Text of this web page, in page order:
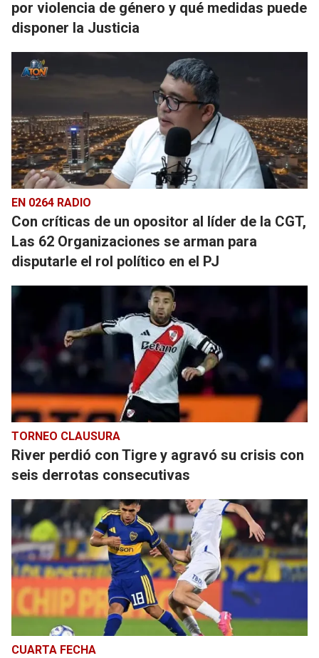
por violencia de género y qué medidas puede
disponer la Justicia
EN 0264 RADIO
Con críticas de un opositor al líder de la CGT,
Las 62 Organizaciones se arman para
disputarle el rol político en el PJ
TORNEO CLAUSURA
River perdió con Tigre y agravó su crisis con
seis derrotas consecutivas
CUARTA FECHA